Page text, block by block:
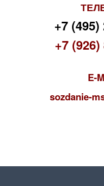
+7 (495)
+7
E-
sozdanie-